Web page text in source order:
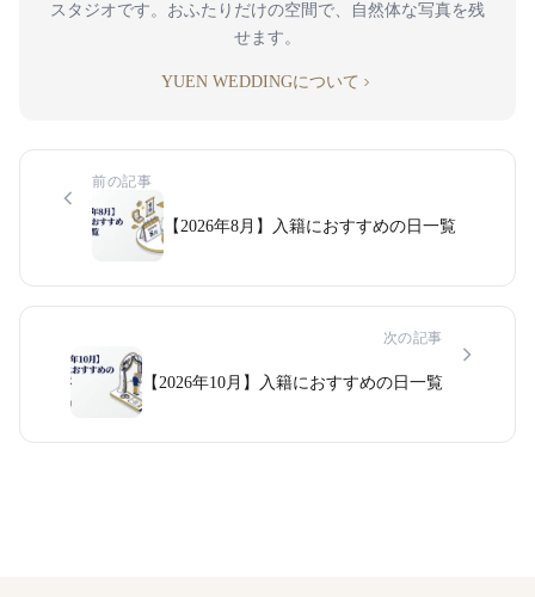
スタジオです。おふたりだけの空間で、自然体な写真を残
せます。
YUEN WEDDINGについて
前の記事
【2026年8月】入籍におすすめの日一覧
次の記事
【2026年10月】入籍におすすめの日一覧